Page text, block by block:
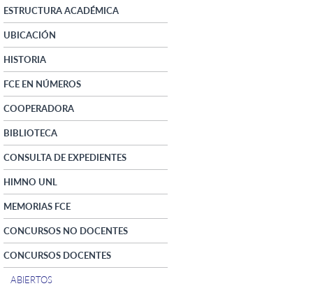
ESTRUCTURA ACADÉMICA
UBICACIÓN
HISTORIA
FCE EN NÚMEROS
COOPERADORA
BIBLIOTECA
CONSULTA DE EXPEDIENTES
HIMNO UNL
MEMORIAS FCE
CONCURSOS NO DOCENTES
CONCURSOS DOCENTES
ABIERTOS